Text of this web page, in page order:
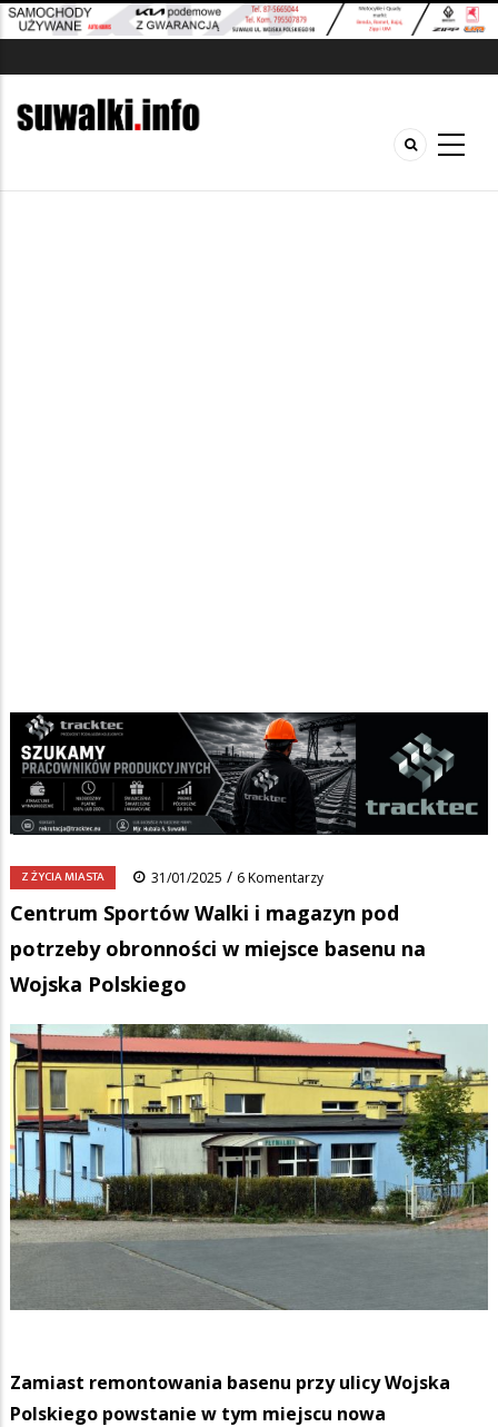
Ścieżka
nawigacyjna
Strona główna Wiadomości/Z życia miasta/
Centrum Sportów Walki i magazyn pod potrzeby obronności w
miejsce basenu na Wojska Polskiego
FacebookPinterest Tumblr
Z ŻYCIA MIASTA 31/01/2025 / 6 Komentarzy
Centrum Sportów Walki i magazyn pod
potrzeby obronności w miejsce basenu na
Wojska Polskiego
Zamiast remontowania basenu przy ulicy Wojska
Polskiego powstanie w tym miejscu nowa